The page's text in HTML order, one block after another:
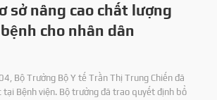
sở nâng cao chất lượng
cho nhân dân
Bộ Trưởng Bộ Y tế Trần Thị Trung Chiến đã
tại Bệnh viện. Bộ trưởng đã trao quyết định bổ